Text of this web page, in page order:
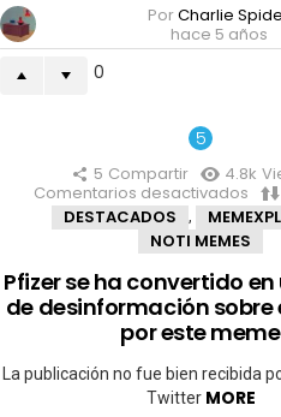
PorCharlie
hace 5 años
0
5 Compartir 4.8k
Comentarios desactivados en
se
ha
en
un
de
el
DESTACADOS
,
NOTI MEMES
Pfizer se ha convertido
de desinformación sobre
por este meme
La publicación no fue bien recibida
Twitter MORE